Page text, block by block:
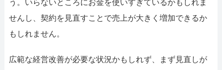
う。いらないところにお金を使いすぎているかもしれま
せんし、契約を見直すことで売上が大きく増加できるか
もしれません。
広範な経営改善が必要な状況かもしれず、まず見直しが